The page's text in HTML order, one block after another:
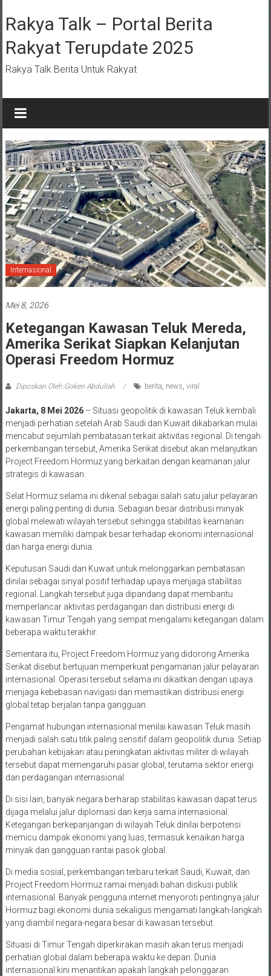
ke
konten
Rakya Talk – Portal Berita
Rakyat Terupdate 2025
Rakya Talk Berita Untuk Rakyat
Internasional
Mei 8, 2026
Ketegangan Kawasan Teluk Mereda,
Amerika Serikat Siapkan Kelanjutan
Operasi Freedom Hormuz
Diposkan Oleh:Goken Abdullah berita, news, viral
Jakarta, 8 Mei 2026– Situasi geopolitik di kawasan Teluk kembali
menjadi perhatian setelah Arab Saudi dan Kuwait dikabarkan mulai
mencabut sejumlah pembatasan terkait aktivitas regional. Di tengah
perkembangan tersebut, Amerika Serikat disebut akan melanjutkan
Project Freedom Hormuz yang berkaitan dengan keamanan jalur
strategis di kawasan.
Selat Hormuz selama ini dikenal sebagai salah satu jalur pelayaran
energi paling penting di dunia. Sebagian besar distribusi minyak
global melewati wilayah tersebut sehingga stabilitas keamanan
kawasan memiliki dampak besar terhadap ekonomi internasional
dan harga energi dunia.
Keputusan Saudi dan Kuwait untuk melonggarkan pembatasan
dinilai sebagai sinyal positif terhadap upaya menjaga stabilitas
regional. Langkah tersebut juga dipandang dapat membantu
memperlancar aktivitas perdagangan dan distribusi energi di
kawasan Timur Tengah yang sempat mengalami ketegangan dalam
beberapa waktu terakhir.
Sementara itu, Project Freedom Hormuz yang didorong Amerika
Serikat disebut bertujuan memperkuat pengamanan jalur pelayaran
internasional. Operasi tersebut selama ini dikaitkan dengan upaya
menjaga kebebasan navigasi dan memastikan distribusi energi
global tetap berjalan tanpa gangguan.
Pengamat hubungan internasional menilai kawasan Teluk masih
menjadi salah satu titik paling sensitif dalam geopolitik dunia. Setiap
perubahan kebijakan atau peningkatan aktivitas militer di wilayah
tersebut dapat memengaruhi pasar global, terutama sektor energi
dan perdagangan internasional.
Di sisi lain, banyak negara berharap stabilitas kawasan dapat terus
dijaga melalui jalur diplomasi dan kerja sama internasional.
Ketegangan berkepanjangan di wilayah Teluk dinilai berpotensi
memicu dampak ekonomi yang luas, termasuk kenaikan harga
minyak dan gangguan rantai pasok global.
Di media sosial, perkembangan terbaru terkait Saudi, Kuwait, dan
Project Freedom Hormuz ramai menjadi bahan diskusi publik
internasional. Banyak pengguna internet menyoroti pentingnya jalur
Hormuz bagi ekonomi dunia sekaligus mengamati langkah-langkah
yang diambil negara-negara besar di kawasan tersebut.
Situasi di Timur Tengah diperkirakan masih akan terus menjadi
perhatian global dalam beberapa waktu ke depan. Dunia
internasional kini menantikan apakah langkah pelonggaran